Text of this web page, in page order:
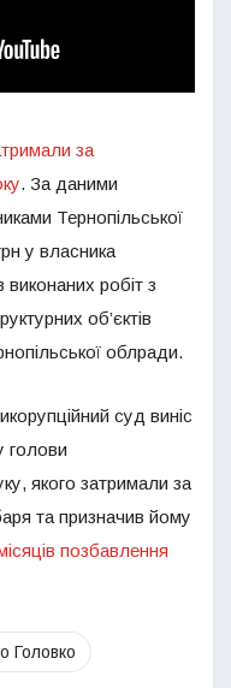
за
. За даними
Тернопільської
у власника
виконаних робіт з
об’єктів
облради.
суд виніс
голови
якого затримали за
та призначив йому
позбавлення
Головко